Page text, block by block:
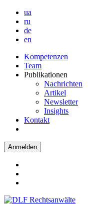
ua
ru
de
en
Kompetenzen
Team
Publikationen
Nachrichten
Artikel
Newsletter
Insights
Kontakt
Anmelden